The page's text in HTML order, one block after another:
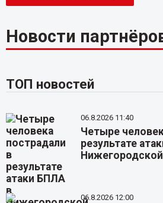
Новости
ТОП новостей
06.8.2026 11:40
Четыре
результате
06.8.2026 12:00